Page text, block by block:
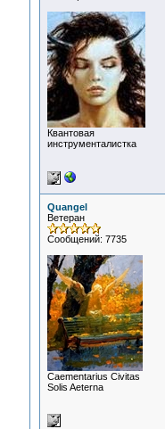
Квантовая
инструменталистка
Quangel
Ветеран
Сообщений: 7735
Сaementarius Civitas
Solis Aeterna